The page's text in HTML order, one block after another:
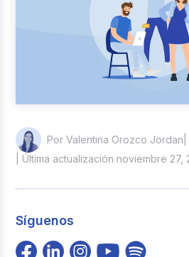
Por Valentina Orozco Jordan
| Última actualización noviembre 27,
Síguenos